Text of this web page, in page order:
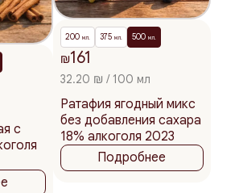
с
500 мл.
375 мл.
200 мл.
₪161
32.20 ₪ / 100 мл
Ратафия ягодный микс
без добавления сахара
18% алкоголя 2023
Подробнее